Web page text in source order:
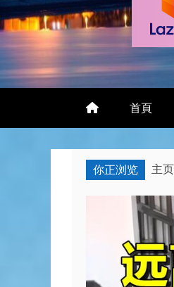
首頁
你正浏览 主页